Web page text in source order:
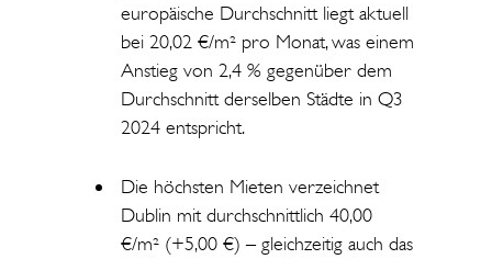
europäische Durchschnitt liegt aktuell
bei 20,02 €/m² pro Monat, was einem
Anstieg von 2,4 % gegenüber dem
Durchschnitt derselben Städte in Q3
2024 entspricht.
Die höchsten Mieten verzeichnet
Dublin mit durchschnittlich 40,00
€/m² (+5,00 €) – gleichzeitig auch das